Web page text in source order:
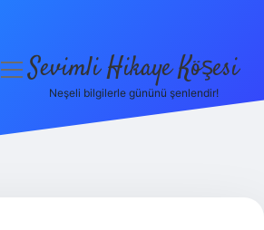
menüyüSevimli Hikaye Köşesi
Neşeli bilgilerle gününü şenlendir!